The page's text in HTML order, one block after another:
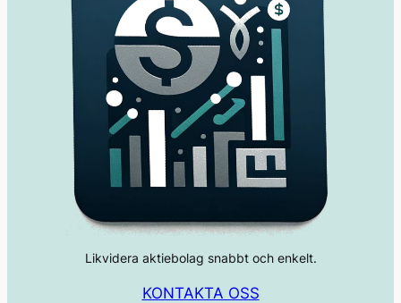
Likvidera aktiebolag snabbt och enkelt.
KONTAKTA OSS